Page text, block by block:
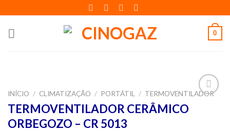
to
content
0
Adicionar
aos meus
INÍCIO / CLIMATIZAÇÃO / PORTÁTIL / TERMOVENTILADOR
TERMOVENTILADOR CERÂMICO
ORBEGOZO – CR 5013